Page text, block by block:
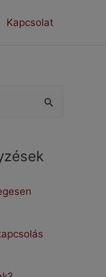
Kapcsolat